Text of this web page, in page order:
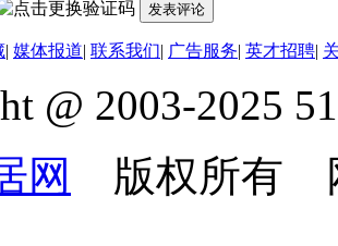
发表评论
| 媒体报道| 联系我们| 广告服务| 英才招聘|
@ 2003-2025
网
版权所有